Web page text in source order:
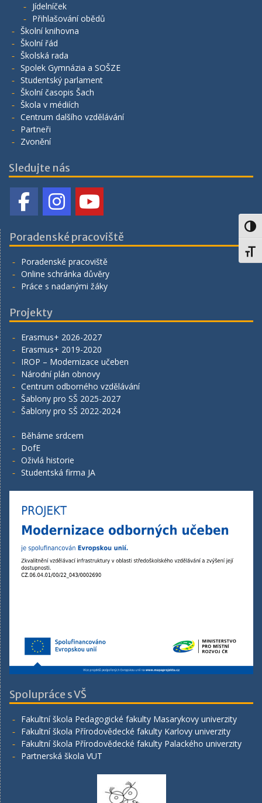
Jídelníček
Přihlašování obědů
Školní knihovna
Školní řád
Školská rada
Spolek Gymnázia a SOŠZE
Studentský parlament
Školní časopis Šach
Škola v médiích
Centrum dalšího vzdělávání
Partneři
Zvonění
Sledujte nás
Poradenské pracoviště
Poradenské pracoviště
Online schránka důvěry
Práce s nadanými žáky
Projekty
Erasmus+ 2026-2027
Erasmus+ 2019-2020
IROP – Modernizace učeben
Národní plán obnovy
Centrum odborného vzdělávání
Šablony pro SŠ 2025-2027
Šablony pro SŠ 2022-2024
Běháme srdcem
DofE
Oživlá historie
Studentská firma JA
Spolupráce s VŠ
Fakultní škola Pedagogické fakulty Masarykovy univerzity
Fakultní škola Přírodovědecké fakulty Karlovy univerzity
Fakultní škola Přírodovědecké fakulty Palackého univerzity
Partnerská škola VUT